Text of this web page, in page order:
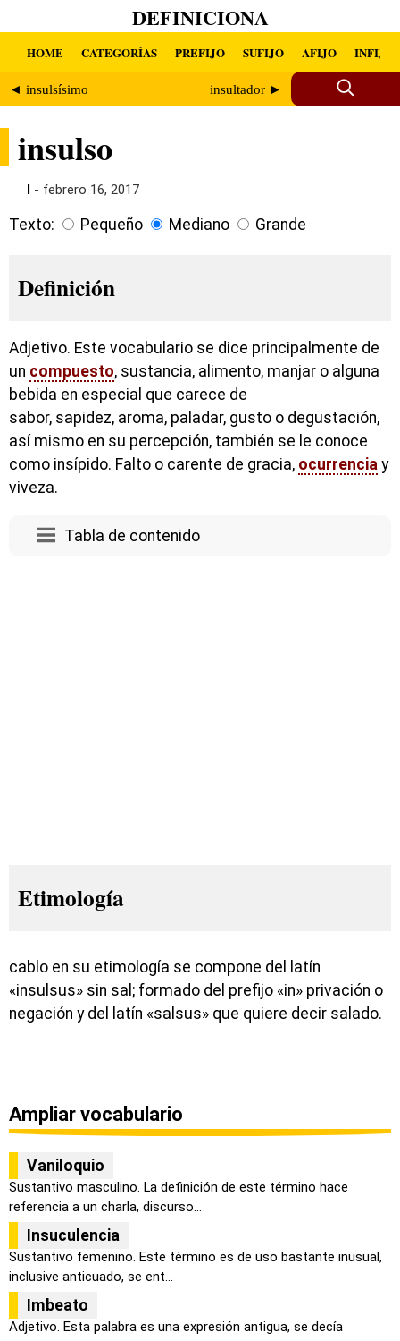
DEFINICIONA
HOME CATEGORÍAS PREFIJO SUFIJO AFIJO INFIJO
◄ insulsísimo insultador ►
insulso
I - febrero 16, 2017
Texto: Pequeño Mediano Grande
Definición
Adjetivo. Este vocabulario se dice principalmente de
un compuesto, sustancia, alimento, manjar o alguna
bebida en especial que carece de
sabor, sapidez, aroma, paladar, gusto o degustación,
así mismo en su percepción, también se le conoce
como insípido. Falto o carente de gracia, ocurrencia y
viveza.
Tabla de contenido
Etimología
cablo en su etimología se compone del latín
«insulsus» sin sal; formado del prefijo «in» privación o
negación y del latín «salsus» que quiere decir salado.
Ampliar vocabulario
Vaniloquio
Sustantivo masculino. La definición de este término hace
referencia a un charla, discurso...
Insuculencia
Sustantivo femenino. Este término es de uso bastante inusual,
inclusive anticuado, se ent...
Imbeato
Adjetivo. Esta palabra es una expresión antigua, se decía